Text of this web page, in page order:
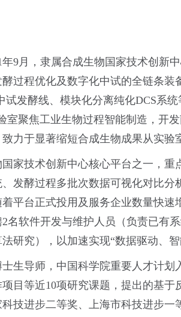
9月，隶属合成生物国家技术创新
过程优化及数字化中试的全链条
试发酵线、模块化分离纯化DCS系
室聚焦工业生物过程智能制造，开
力于显著缩短合成生物成果从实
家技术创新中心核心平台之一，
发酵过程多批次数据可视化对比
平台正式投用及服务企业数量快
名软件开发与维护人员（负责已有
研究），以加速实现“数据驱动、
生导师，中国科学院重要人才计划
目等近10项研究课题，提出的基
技进步二等奖、上海市科技进步